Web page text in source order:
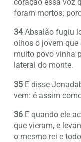
coração essa voz
foram mortos:
34Absalão fugiu
olhos o jovem que
muito povo vinha
lateral do monte.
35 E disse
vem: é assim
36 E quando ele
que vieram, e
o mesmo rei e